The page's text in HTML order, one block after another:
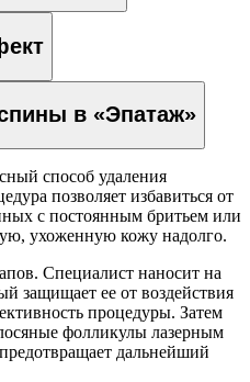
в «Эпатаж»
способ удаления
позволяет избавиться от
с постоянным бритьем или
ухоженную кожу надолго.
Специалист наносит на
защищает ее от воздействия
процедуры. Затем
фолликулы лазерным
дальнейший